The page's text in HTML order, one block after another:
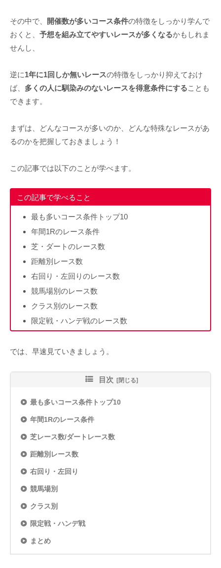
その中で、 開催数が多いコース条件の特徴をしっかり学んで
おくと、 予想を組み立てやすいレースが多くなるかもしれま
せんし、
逆に1年に1回しか無いレースの特徴をしっかり抑えておけ
ば、 多くの人に馴染みのないレースを得意条件にすることも
できます。
まずは、どんなコースが多いのか、どんな特殊なレースがあ
るのかを把握しておきましょう！
この記事では以下のことが学べます。
この記事で学べること
最も多いコース条件トップ10
年間1Rのレース条件
芝・ダートのレース数
距離別レース数
右回り・左回りのレース数
競馬場別のレース数
クラス別のレース数
限定戦・ハンデ戦のレース数
では、早速見ていきましょう。
目次
最も多いコース条件トップ10
年間1Rのレース条件
芝レース数/ダートレース数
距離別レース数
右回り・左回り
競馬場別
クラス別
限定戦・ハンデ戦
まとめ